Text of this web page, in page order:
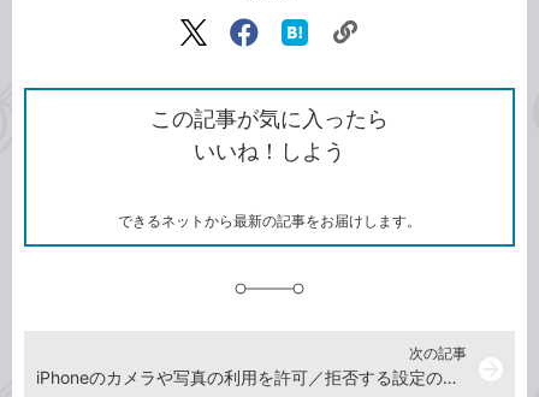
X（旧
で
シ
ェ
ア
Facebook
シ
ェ
ア
な
ッ
ク
ク
ク
を
コ
この記事が気に入ったら
いいね！しよう
できるネットから最新の記事をお届けします。
次の記事
iPhoneのカメラや写真の利用を許可／拒否する設定の方法